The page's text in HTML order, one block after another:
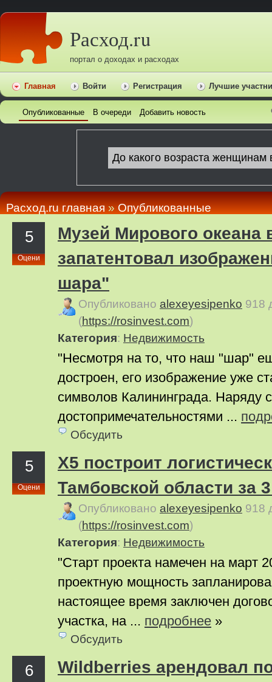
Расход.ru
портал о доходах и расходах
Главная Войти Регистрация Лучшие
Опубликованные В очереди Добавить новость
Расход.ru главная»Опубликованные
5
Оцени
Музей Мирового океана
запатентовал
шара"
Опубликовано alexeyesipenko 918
(https://rosinvest.com)
Категория: Недвижимость
"Несмотря на то, что наш "шар"
достроен, его изображение уже
символов Калининграда. Наряду
достопримечательностями ...
Обсудить
5
Оцени
X5 построит
Тамбовской области за
Опубликовано alexeyesipenko 918
(https://rosinvest.com)
Категория: Недвижимость
"Старт проекта намечен на март
проектную мощность
настоящее время заключен
участка, на ... подробнее »
Обсудить
6
Wildberries арендовал